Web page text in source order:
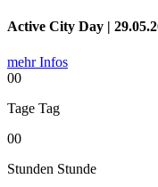
Active City Day |
mehr Infos
00
Tage Tag
00
Stunden Stunde